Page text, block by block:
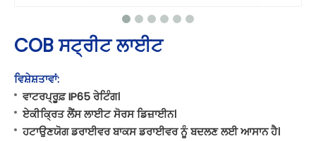
COB ਸਟ੍ਰੀਟ ਲਾਈਟ
ਵਿਸ਼ੇਸ਼ਤਾਵਾਂ:
ਵਾਟਰਪ੍ਰੂਫ਼ IP65 ਰੇਟਿੰਗ।
ਏਕੀਕ੍ਰਿਤ ਲੈਂਸ ਲਾਈਟ ਸੋਰਸ ਡਿਜ਼ਾਈਨ।
ਹਟਾਉਣਯੋਗ ਡਰਾਈਵਰ ਬਾਕਸ ਡਰਾਈਵਰ ਨੂੰ ਬਦਲਣ ਲਈ ਆਸਾਨ ਹੈ।